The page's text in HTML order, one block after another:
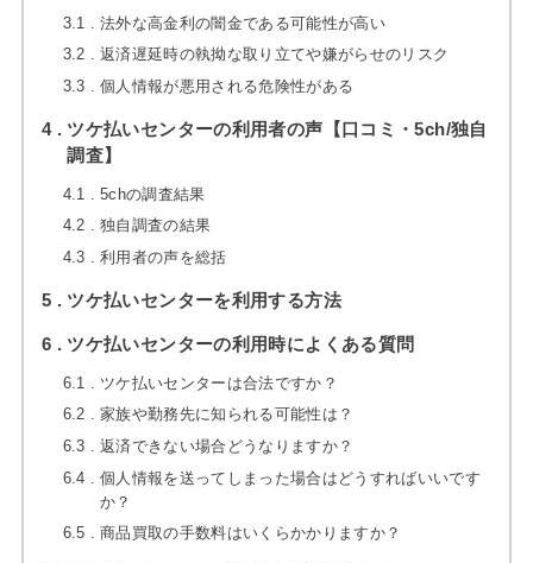
3.1
法外な高金利の闇金である可能性が高い
3.2
返済遅延時の執拗な取り立てや嫌がらせのリスク
3.3
個人情報が悪用される危険性がある
4
ツケ払いセンターの利用者の声【口コミ・5ch/独自
調査】
4.1
5chの調査結果
4.2
独自調査の結果
4.3
利用者の声を総括
5 ツケ払いセンターを利用する方法
6 ツケ払いセンターの利用時によくある質問
6.1
ツケ払いセンターは合法ですか？
6.2
家族や勤務先に知られる可能性は？
6.3
返済できない場合どうなりますか？
6.4
個人情報を送ってしまった場合はどうすればいいです
か？
6.5
商品買取の手数料はいくらかかりますか？